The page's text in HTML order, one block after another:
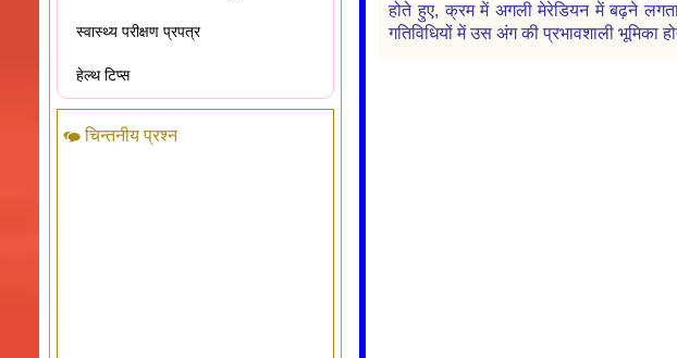
स्वास्थ्य परीक्षण प्रपत्र
हेल्थ टिप्स
चिन्तनीय प्रश्न
होते हुए, क्रम में अगली मेरेडियन में बढ़ने
गतिविधियों में उस अंग की प्रभावशाली